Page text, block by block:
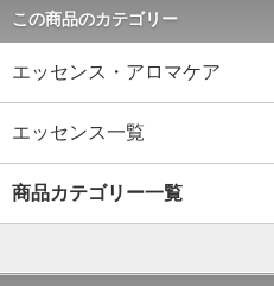
この商品のカテゴリー
エッセンス・アロマケア
エッセンス一覧
商品カテゴリー一覧